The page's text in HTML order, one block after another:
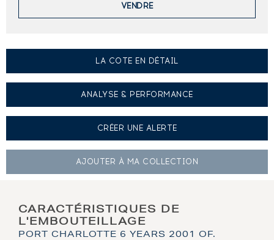
VENDRE
LA COTE EN DÉTAIL
ANALYSE & PERFORMANCE
CRÉER UNE ALERTE
AJOUTER À MA COLLECTION
CARACTÉRISTIQUES DE
L'EMBOUTEILLAGE
PORT CHARLOTTE 6 YEARS 2001 OF.